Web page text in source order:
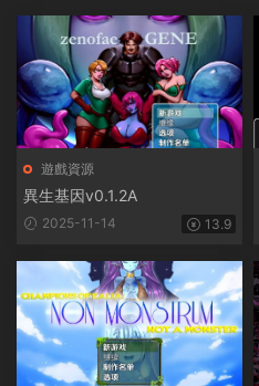
遊戲資源
異生基因v0.1.2A
2025-11-14 13.9